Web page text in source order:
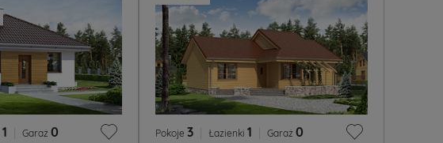
1 Garaż 0 Pokoje 3 Łazienki 1 Garaż 0